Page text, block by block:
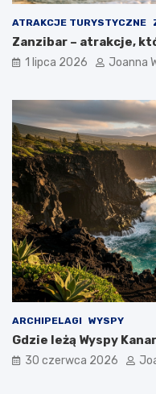
ATRAKCJE TURYSTYCZNE
Zanzibar – atrakcje,
1 lipca 2026 Joanna
ARCHIPELAGI WYSPY
Gdzie leżą Wyspy
30 czerwca 2026